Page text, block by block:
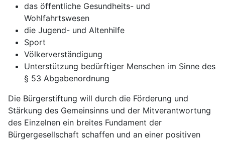
das öffentliche Gesundheits- und
Wohlfahrtswesen
die Jugend- und Altenhilfe
Sport
Völkerverständigung
Unterstützung bedürftiger Menschen im Sinne des
§ 53 Abgabenordnung
Die Bürgerstiftung will durch die Förderung und
Stärkung des Gemeinsinns und der Mitverantwortung
des Einzelnen ein breites Fundament der
Bürgergesellschaft schaffen und an einer positiven